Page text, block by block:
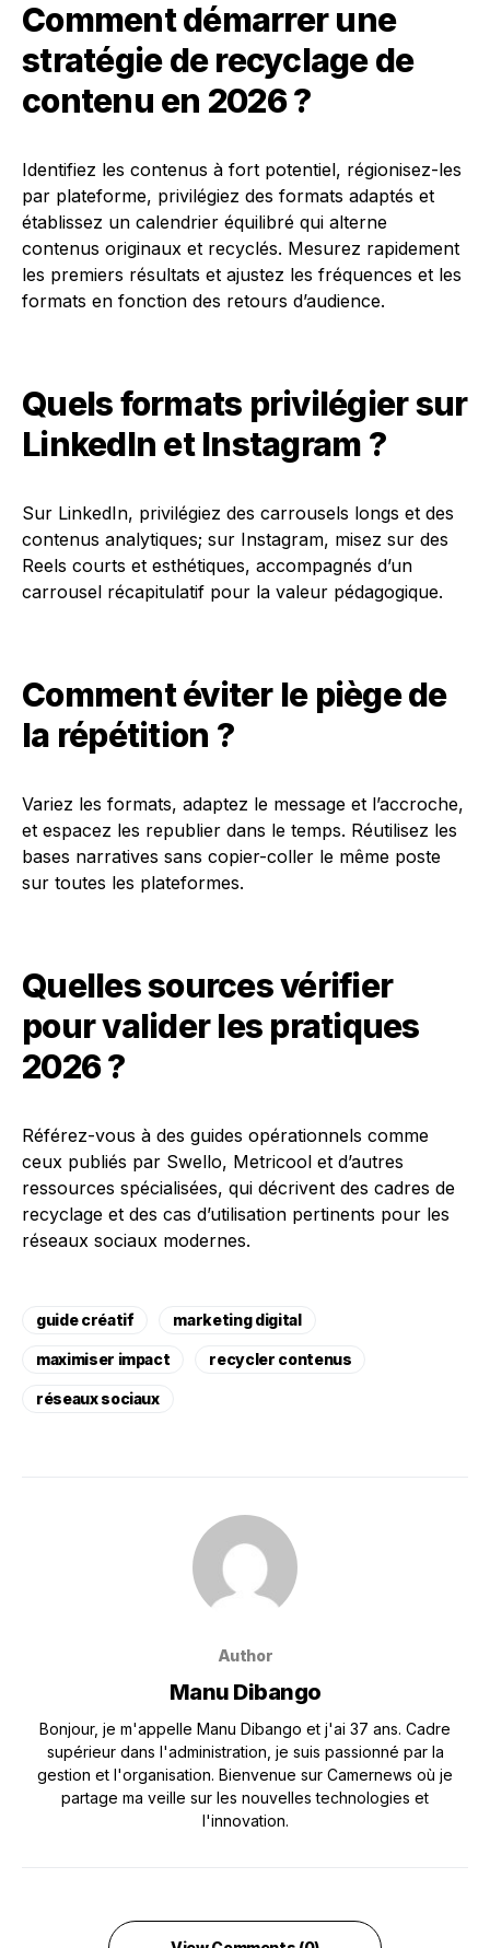
Comment démarrer une
stratégie de recyclage de
contenu en 2026 ?
Identifiez les contenus à fort potentiel, régionisez-les
par plateforme, privilégiez des formats adaptés et
établissez un calendrier équilibré qui alterne
contenus originaux et recyclés. Mesurez rapidement
les premiers résultats et ajustez les fréquences et les
formats en fonction des retours d’audience.
Quels formats privilégier sur
LinkedIn et Instagram ?
Sur LinkedIn, privilégiez des carrousels longs et des
contenus analytiques; sur Instagram, misez sur des
Reels courts et esthétiques, accompagnés d’un
carrousel récapitulatif pour la valeur pédagogique.
Comment éviter le piège de
la répétition ?
Variez les formats, adaptez le message et l’accroche,
et espacez les republier dans le temps. Réutilisez les
bases narratives sans copier-coller le même poste
sur toutes les plateformes.
Quelles sources vérifier
pour valider les pratiques
2026 ?
Référez-vous à des guides opérationnels comme
ceux publiés par Swello, Metricool et d’autres
ressources spécialisées, qui décrivent des cadres de
recyclage et des cas d’utilisation pertinents pour les
réseaux sociaux modernes.
guide créatif marketing digital
maximiser impact recycler contenus
réseaux sociaux
Author
Manu Dibango
Bonjour, je m'appelle Manu Dibango et j'ai 37 ans. Cadre
supérieur dans l'administration, je suis passionné par la
gestion et l'organisation. Bienvenue sur Camernews où je
partage ma veille sur les nouvelles technologies et
l'innovation.